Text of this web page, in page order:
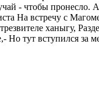
- чтобы
На встречу с
ханыгу,
тут вступился за